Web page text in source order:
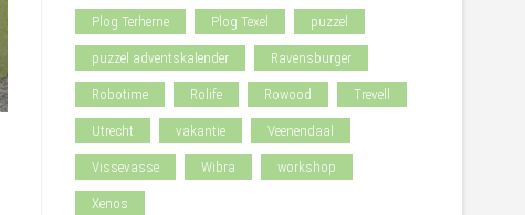
Plog Terherne Plog Texel puzzel
puzzel adventskalender Ravensburger
Robotime Rolife Rowood Trevell
Utrecht vakantie Veenendaal
Vissevasse Wibra workshop
Xenos